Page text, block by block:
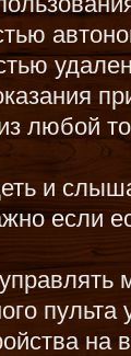
любой
и
если
пульта